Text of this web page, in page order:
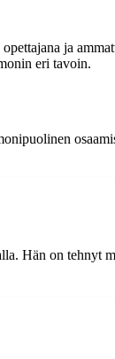
ja
eri tavoin.
Hän on